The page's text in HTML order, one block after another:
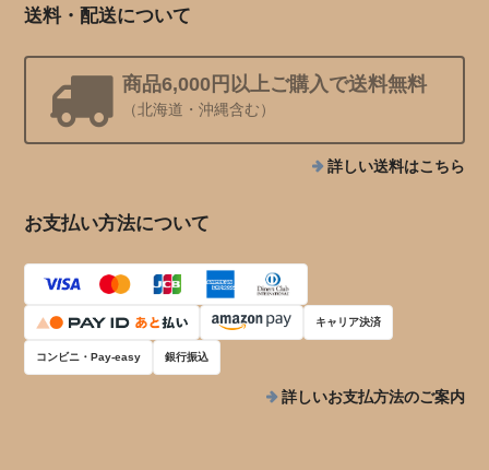
送料・配送について
商品6,000円以上ご購入で送料無料
（北海道・沖縄含む）
詳しい送料はこちら
お支払い方法について
キャリア決済
コンビニ・Pay-easy 銀行振込
詳しいお支払方法のご案内